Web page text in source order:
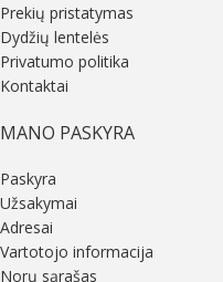
Prekių pristatymas
Dydžių lentelės
Privatumo politika
Kontaktai
MANO PASKYRA
Paskyra
Užsakymai
Adresai
Vartotojo informacija
Norų sąrašas